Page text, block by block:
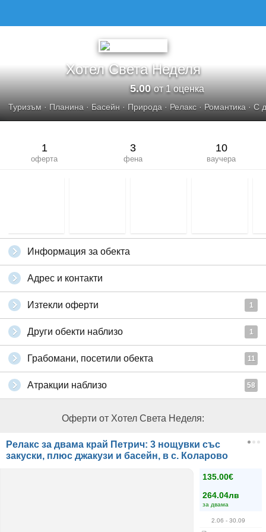
Хотел Света Неделя
5.00от 1 оценка
Туризъм · Планина · Басейн · Природа · Релакс · Романтика · С
1
оферта
3
фена
10
ваучера
Информация за обекта
Адрес и контакти
Изтекли оферти 1
Други обекти наблизо 1
Грабомани, посетили обекта 11
Атракции наблизо 58
Оферти от Хотел Света Неделя:
Релакс за двама край Петрич: 3 нощувки със
закуски, плюс джакузи и басейн, в с. Коларово
135.00€
264.04лв
за двама
2.06 - 30.09